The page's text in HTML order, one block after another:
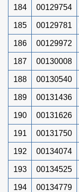
184 00129754
185 00129781
186 00129972
187 00130008
188 00130540
189 00131436
190 00131626
191 00131750
192 00134074
193 00134525
194 00134779